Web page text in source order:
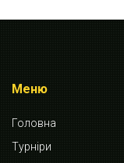
Меню
Головна
Турніри